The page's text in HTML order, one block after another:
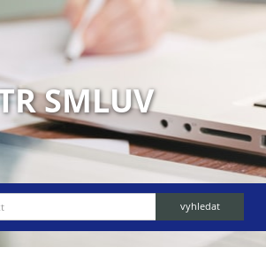
SMLUV